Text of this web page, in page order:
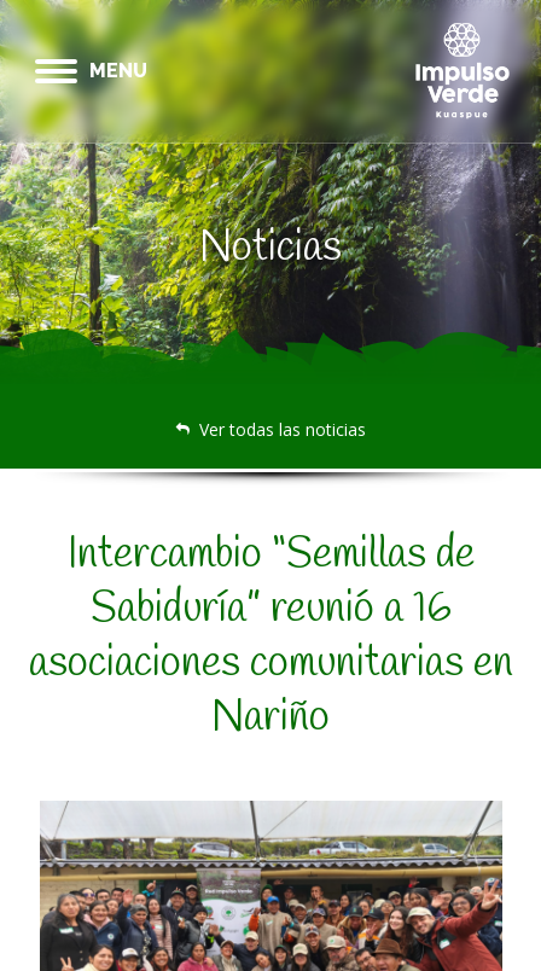
MENU
Noticias
Ver todas las noticias
Intercambio “Semillas de
Sabiduría” reunió a 16
asociaciones comunitarias en
Nariño